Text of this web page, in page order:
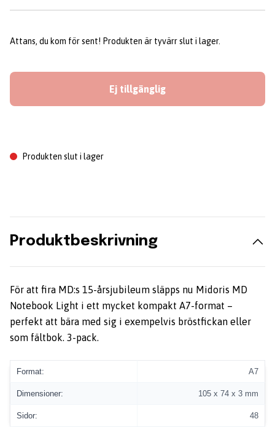
Attans, du kom för sent! Produkten är tyvärr slut i lager.
Ej tillgänglig
Produkten slut i lager
Produktbeskrivning
För att fira MD:s 15-årsjubileum släpps nu Midoris MD
Notebook Light i ett mycket kompakt A7-format –
perfekt att bära med sig i exempelvis bröstfickan eller
som fältbok. 3-pack.
Format: A7
Dimensioner: 105 x 74 x 3 mm
Sidor: 48